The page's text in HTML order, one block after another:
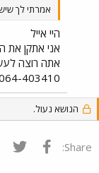
אמרתי לך
היי אייל
אתה רוצה
064-403410 אשמח אם תוכל לעזור לי יום טוב
הנושא נעול.
Share: פייסבוק